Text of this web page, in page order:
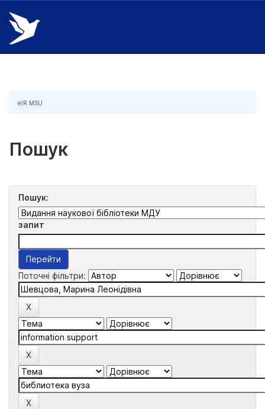
Skip
navigation
eIR MSU
Пошук
Пошук:
запит
Поточні фільтри: